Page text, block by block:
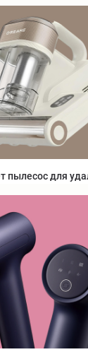
пылесос для